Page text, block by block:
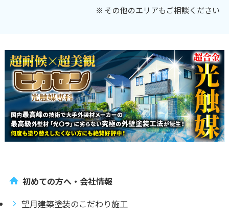
※ その他のエリアもご相談ください
初めての方へ・会社情報
望月建築塗装のこだわり施工